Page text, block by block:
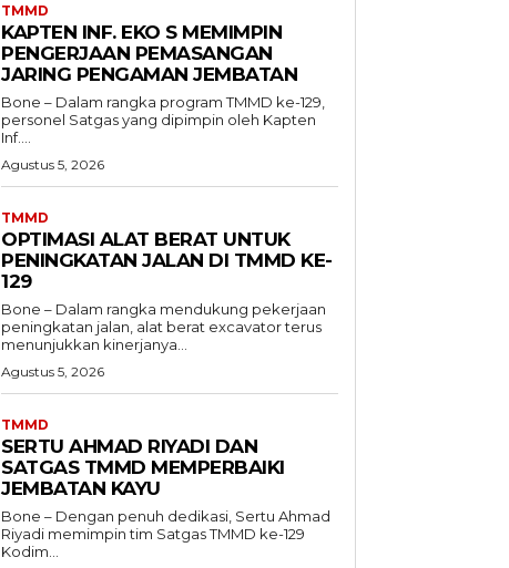
TMMD
KAPTEN INF. EKO S MEMIMPIN
PENGERJAAN PEMASANGAN
JARING PENGAMAN JEMBATAN
Bone – Dalam rangka program TMMD ke-129,
personel Satgas yang dipimpin oleh Kapten
Inf....
Agustus 5, 2026
TMMD
OPTIMASI ALAT BERAT UNTUK
PENINGKATAN JALAN DI TMMD KE-
129
Bone – Dalam rangka mendukung pekerjaan
peningkatan jalan, alat berat excavator terus
menunjukkan kinerjanya...
Agustus 5, 2026
TMMD
SERTU AHMAD RIYADI DAN
SATGAS TMMD MEMPERBAIKI
JEMBATAN KAYU
Bone – Dengan penuh dedikasi, Sertu Ahmad
Riyadi memimpin tim Satgas TMMD ke-129
Kodim...